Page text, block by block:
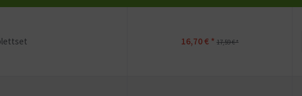
16,70 € * 17,59 € *